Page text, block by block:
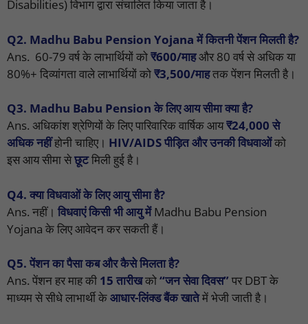
Disabilities) विभाग द्वारा संचालित किया जाता है।
Q2. Madhu Babu Pension Yojana में कितनी पेंशन मिलती है?
Ans. 60-79 वर्ष के लाभार्थियों को₹600/माहऔर 80 वर्ष से अधिक या
80%+ दिव्यांगता वाले लाभार्थियों को₹3,500/माहतक पेंशन मिलती है।
Q3. Madhu Babu Pension के लिए आय सीमा क्या है?
Ans. अधिकांश श्रेणियों के लिए पारिवारिक वार्षिक आय₹24,000 से
अधिक नहींहोनी चाहिए। HIV/AIDS पीड़ित और उनकी विधवाओंको
इस आय सीमा सेछूटमिली हुई है।
Q4. क्या विधवाओं के लिए आयु सीमा है?
Ans. नहीं। विधवाएं किसी भी आयु मेंMadhu Babu Pension
Yojana के लिए आवेदन कर सकती हैं।
Q5. पेंशन का पैसा कब और कैसे मिलता है?
Ans. पेंशन हर माह की 15 तारीखको“जन सेवा दिवस” पर DBT के
माध्यम से सीधे लाभार्थी केआधार-लिंक्ड बैंक खातेमें भेजी जाती है।